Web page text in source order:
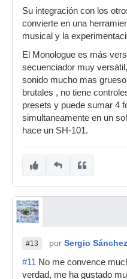
Su integración con los
convierte en una
musical y la
El Monologue es más
secuenciador muy
sonido mucho mas
brutales , no tiene
presets y puede sumar 4
simultaneamente en un
hace un SH-101.
#13 por Sergio Sánchez
#11 No me convence
verdad, me ha gustado